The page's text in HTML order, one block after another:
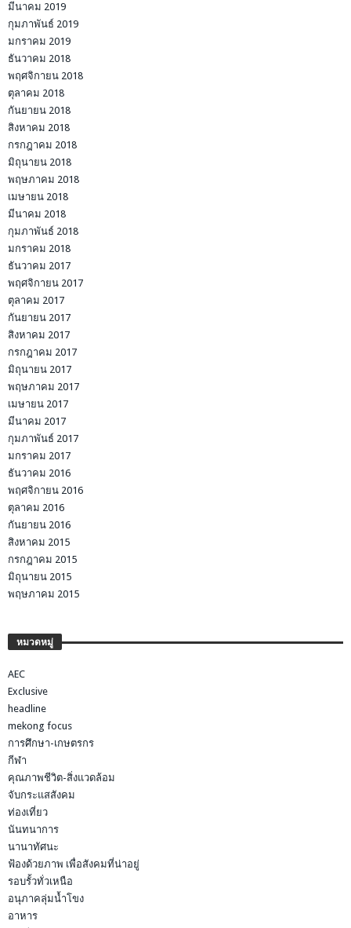
มีนาคม 2019
กุมภาพันธ์ 2019
มกราคม 2019
ธันวาคม 2018
พฤศจิกายน 2018
ตุลาคม 2018
กันยายน 2018
สิงหาคม 2018
กรกฎาคม 2018
มิถุนายน 2018
พฤษภาคม 2018
เมษายน 2018
มีนาคม 2018
กุมภาพันธ์ 2018
มกราคม 2018
ธันวาคม 2017
พฤศจิกายน 2017
ตุลาคม 2017
กันยายน 2017
สิงหาคม 2017
กรกฎาคม 2017
มิถุนายน 2017
พฤษภาคม 2017
เมษายน 2017
มีนาคม 2017
กุมภาพันธ์ 2017
มกราคม 2017
ธันวาคม 2016
พฤศจิกายน 2016
ตุลาคม 2016
กันยายน 2016
สิงหาคม 2015
กรกฎาคม 2015
มิถุนายน 2015
พฤษภาคม 2015
หมวดหมู่
AEC
Exclusive
headline
mekong focus
การศึกษา-เกษตรกร
กีฬา
คุณภาพชีวิต-สิ่งแวดล้อม
จับกระแสสังคม
ท่องเที่ยว
นันทนาการ
นานาทัศนะ
ฟ้องด้วยภาพ เพื่อสังคมที่น่าอยู่
รอบรั้วทั่วเหนือ
อนุภาคลุ่มน้ำโขง
อาหาร